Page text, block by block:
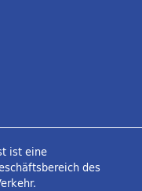
ist eine
des